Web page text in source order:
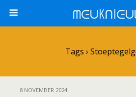
Tags ›
8 NOVEMBER 2024